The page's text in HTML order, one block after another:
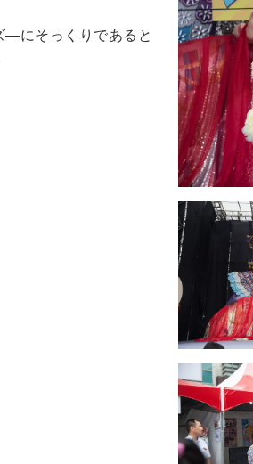
―にそっくりであると